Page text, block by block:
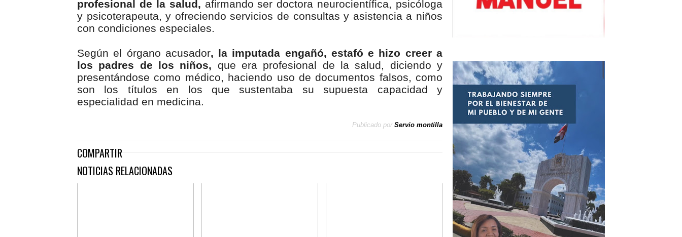
profesional de la salud, afirmando ser doctora neurocientífica, psicóloga
y psicoterapeuta, y ofreciendo servicios de consultas y asistencia a niños
con condiciones especiales.
Según el órgano acusador, la imputada engañó, estafó e hizo creer a
los padres de los niños, que era profesional de la salud, diciendo y
presentándose como médico, haciendo uso de documentos falsos, como
son los títulos en los que sustentaba su supuesta capacidad y
especialidad en medicina.
Publicado por Servio montilla
COMPARTIR
NOTICIAS RELACIONADAS